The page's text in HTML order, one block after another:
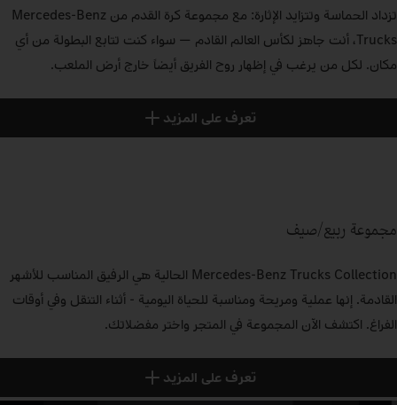
تزداد الحماسة وتتزايد الإثارة: مع مجموعة كرة القدم من Mercedes‑Benz
Trucks، أنت جاهز لكأس العالم القادم — سواء كنت تتابع البطولة من أي
مكان. لكل من يرغب في إظهار روح الفريق أيضاً خارج أرض الملعب.
تعرف على المزيد
مجموعة ربيع/صيف
Mercedes‑Benz Trucks Collection الحالية هي الرفيق المناسب للأشهر
القادمة. إنها عملية ومريحة ومناسبة للحياة اليومية - أثناء التنقل وفي أوقات
الفراغ. اكتشف الآن المجموعة في المتجر واختر مفضلاتك.
تعرف على المزيد